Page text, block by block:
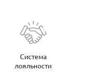
Система
лояльности